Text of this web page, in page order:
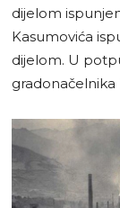
dijelom
Kasumovića
dijelom. U
gradonačelnika